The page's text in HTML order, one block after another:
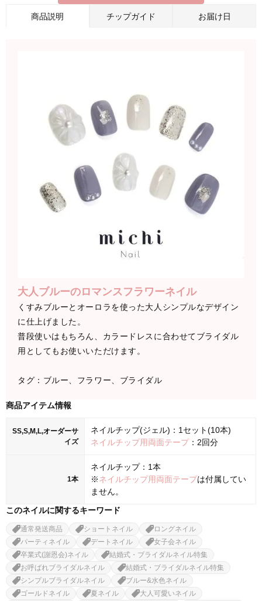
商品説明 チップガイド お届け日
大人ブルーのロマンスフラワーネイル
くすみブルーとオーロラを使った大人シンプルなデザイン
に仕上げました。
普段使いはもちろん、カラードレスに合わせてブライダル
用としてもお使いいただけます。
タグ：ブルー、フラワー、ブライダル
商品アイテム情報
SS,S,M,L,オーダーサ
イズ
ネイルチップ(ジェル)：1セット(10本)
ネイルチップ用両面テープ：2回分
1本
ネイルチップ：1本
※ネイルチップ用両面テープは付属してい
ません。
このネイルに関するキーワード
通常発送商品 ショートネイル
ロングネイル
パーティネイル
デートネイル
女子会ネイル
卒業式(謝恩会)ネイル
結婚式・ブライダルネイル特集
お呼ばれブライダルネイル
結婚式・ブライダルネイル特集
シンプルブライダルネイル
ブルー&水色ネイル
ゴールドネイル
夏ネイル 大人可愛いネイル